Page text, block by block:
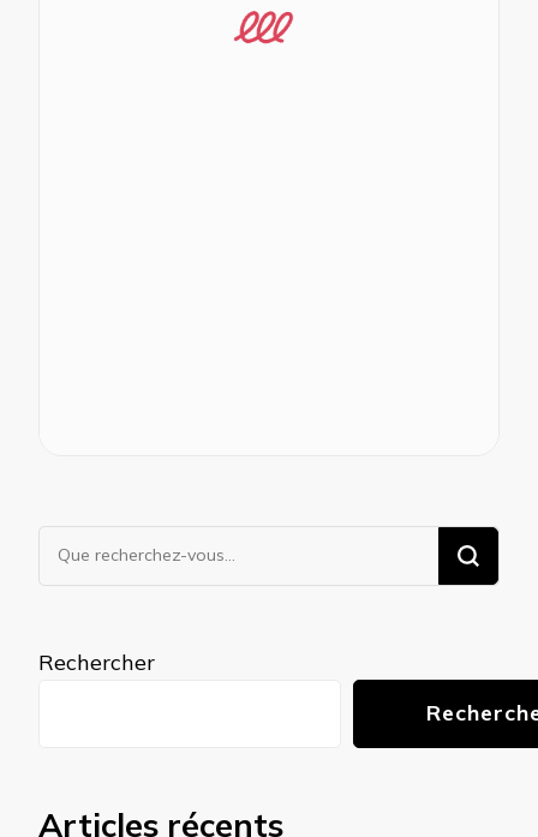
Vous
recherchiez
Rechercher
Articles récents